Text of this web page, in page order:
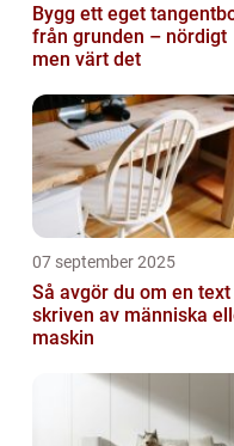
Bygg ett eget
från grunden – nördigt
men värt det
07 september 2025
Så avgör du om en
skriven av människa
maskin